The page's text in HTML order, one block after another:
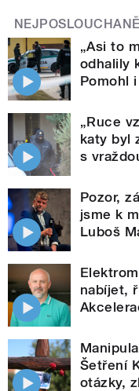
„Asi to
odhalily
Pomohl
„Ruce
katy byl
s
Pozor,
jsme k
Luboš
nabíjet,
Šetření
otázky,